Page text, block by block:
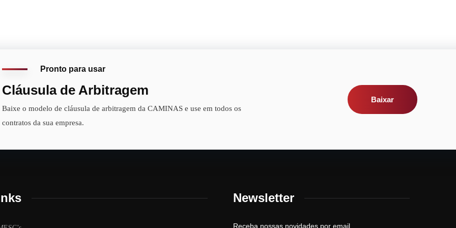
Pronto para usar
Cláusula de Arbitragem
Baixe o modelo de cláusula de arbitragem da CAMINAS e use em todos os
contratos da sua empresa.
Baixar
Newsletter
Receba nossas novidades por email